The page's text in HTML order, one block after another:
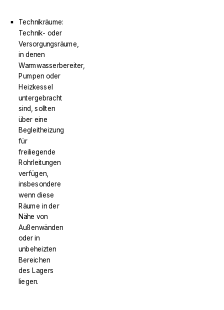
Technikräume:
Technik- oder
Versorgungsräume,
in denen
Warmwasserbereiter,
Pumpen oder
Heizkessel
untergebracht
sind, sollten
über eine
Begleitheizung
für
freiliegende
Rohrleitungen
verfügen,
insbesondere
wenn diese
Räume in der
Nähe von
Außenwänden
oder in
unbeheizten
Bereichen
des Lagers
liegen.